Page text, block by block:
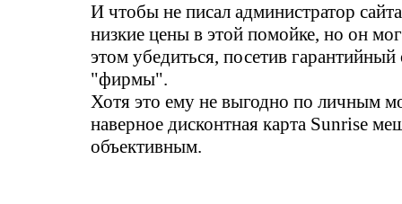
И чтобы не писал администратор
низкие цены в этой помойке, но он
этом убедиться, посетив гарантийный
"фирмы".
Хотя это ему не выгодно по личным
наверное дисконтная карта Sunrise
объективным.